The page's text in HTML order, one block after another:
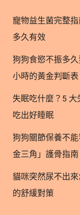
AAFCO 本身並不
構，也沒有直接
業界與各州政府
其產品包裝上標
礎宣傳。不過，
寵物益生菌完整
多久有效
狗狗食慾不振多
小時的黃金判斷表
失眠吃什麼？5
吃出好睡眠
狗狗關節保養不
金三角」護骨指南
貓咪突然尿不出
的舒緩對策